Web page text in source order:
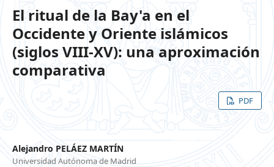
El ritual de la Bay'a en el
Occidente y Oriente islámicos
(siglos VIII-XV): una aproximación
comparativa
PDF
Alejandro PELÁEZ MARTÍN
Universidad Autónoma de Madrid